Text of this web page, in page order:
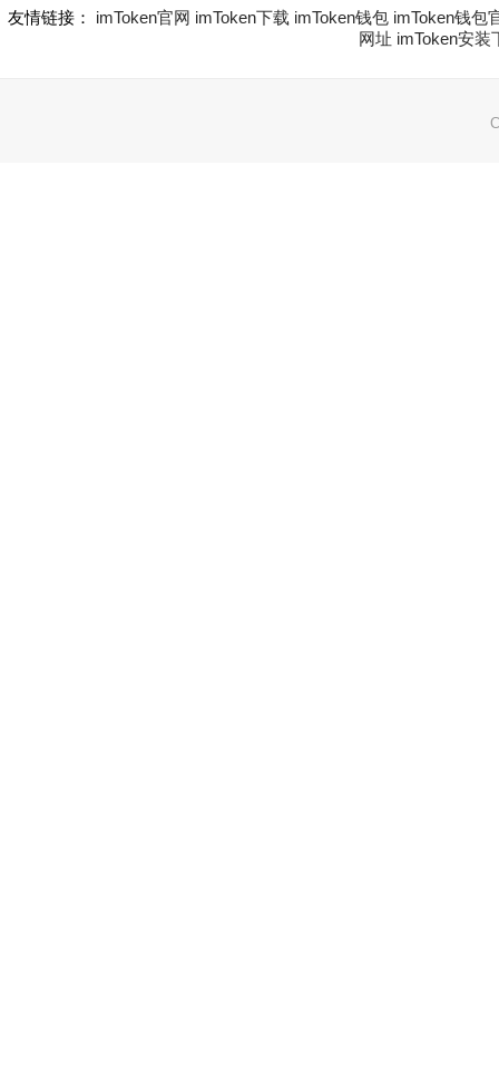
友情链接： imToken官网 imToken下载 imToken钱包 imToken钱包
网址 imToken安装